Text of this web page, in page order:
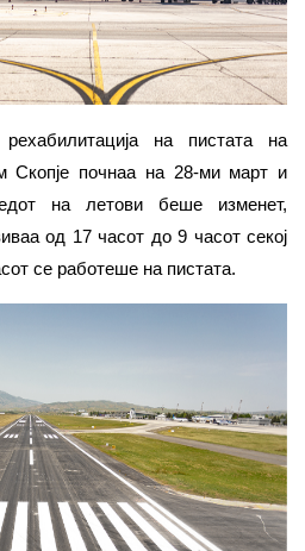
на пистата на
Скопје почнаа на 28-ми март и
на летови беше изменет,
од 17 часот до 9 часот секој
се работеше на пистата.